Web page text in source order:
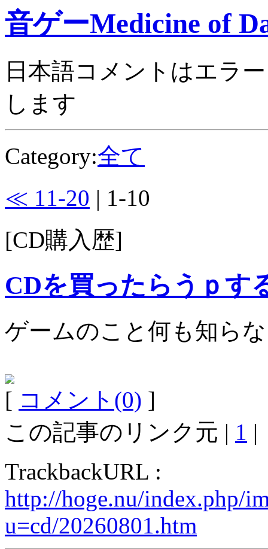
音ゲーMedicine of
日本語コメントはエラ
します
Category:全て
≪ 11-20 | 1-10
[CD購入歴]
CDを買ったらうｐす
ゲームのこと何も知ら
[ コメント(0) ]
この記事のリンク元 | 1 |
TrackbackURL :
http://hoge.nu/index.php/
u=cd/20260801.htm